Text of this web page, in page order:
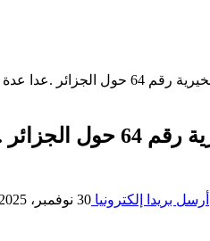
لبلدك وأتعبت من بعدك.
أرسل بريدا إلكترونيا 30 نوفمبر، 2025